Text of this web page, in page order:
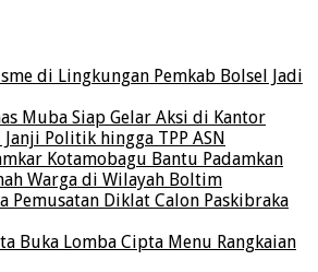
di Lingkungan Pemkab Bolsel Jadi
Muba Siap Gelar Aksi di Kantor
Politik hingga TPP ASN
Kotamobagu Bantu Padamkan
Warga di Wilayah Boltim
Pemusatan Diklat Calon Paskibraka
Buka Lomba Cipta Menu Rangkaian